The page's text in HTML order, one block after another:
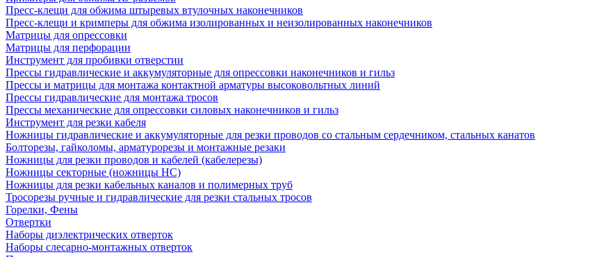
Пресс-клещи для обжима штыревых втулочных наконечников
Пресс-клещи и кримперы для обжима изолированных и неизолированных наконечников
Матрицы для опрессовки
Матрицы для перфорации
Инструмент для пробивки отверстии
Прессы гидравлические и аккумуляторные для опрессовки наконечников и гильз
Прессы и матрицы для монтажа контактной арматуры высоковольтных линий
Прессы гидравлические для монтажа тросов
Прессы механические для опрессовки силовых наконечников и гильз
Инструмент для резки кабеля
Ножницы гидравлические и аккумуляторные для резки проводов со стальным сердечником, стальных канатов
Болторезы, гайколомы, арматурорезы и монтажные резаки
Ножницы для резки проводов и кабелей (кабелерезы)
Ножницы секторные (ножницы НС)
Ножницы для резки кабельных каналов и полимерных труб
Тросорезы ручные и гидравлические для резки стальных тросов
Горелки, Фены
Отвертки
Наборы диэлектрических отверток
Наборы слесарно-монтажных отверток